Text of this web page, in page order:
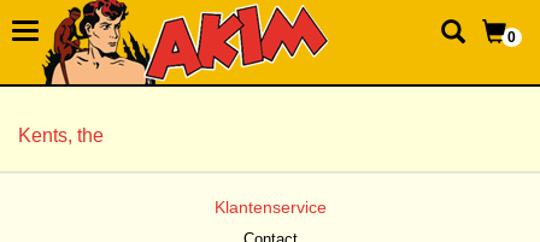
0
Kents, the
Klantenservice